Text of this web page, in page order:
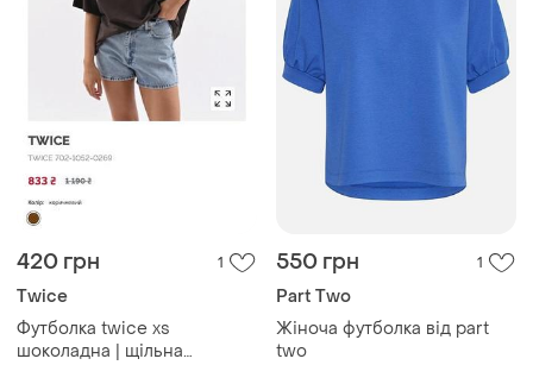
420 грн 1
Twice
Футболка twice xs
шоколадна | щільна
550 грн 1
Part Two
Жіноча футболка від part
two